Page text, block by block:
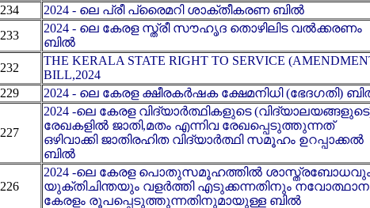
234
2024 - ലെ പ്രീ പ്രൈമറി ശാക്തീകരണ ബിൽ
233
2024 - ലെ കേരള സ്ത്രീ സൗഹൃദ തൊഴിലിട വൽക്കരണം
ബിൽ
232
THE KERALA STATE RIGHT TO SERVICE
BILL,2024
229
2024 - ലെ കേരള ക്ഷീരകർഷക ക്ഷേമനിധി (ഭേദഗതി)
227
2024 -ലെ കേരള വിദ്യാർത്ഥികളുടെ
രേഖകളിൽ ജാതി,മതം എന്നിവ രേഖപ്പെടുത്തുന്നത്
ഒഴിവാക്കി ജാതിരഹിത വിദ്യാർത്ഥി സമൂഹം ഉറപ്പാക്കൽ
ബിൽ
226
2024 -ലെ കേരള പൊതുസമൂഹത്തിൽ
യുക്തിചിന്തയും വളർത്തി എടുക്കന്നതിനും നവോത്ഥാന
കേരളം രൂപപ്പെടുത്തുന്നതിനുമായുള്ള ബിൽ